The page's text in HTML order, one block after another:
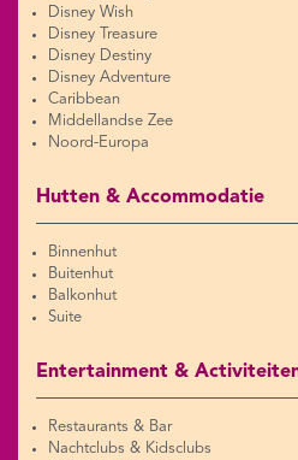
Disney Wish
Disney Treasure
Disney Destiny
Disney Adventure
Caribbean
Middellandse Zee
Noord-Europa
Hutten & Accommodatie
Binnenhut
Buitenhut
Balkonhut
Suite
Entertainment &
Restaurants & Bar
Nachtclubs & Kidsclubs